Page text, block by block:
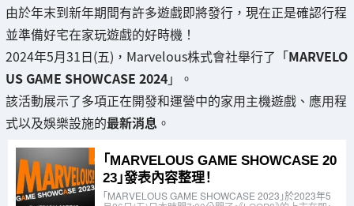
由於年末到新年期間有許多遊戲即將發行，現在正是確認行程
並準備好宅在家玩遊戲的好時機！
2024年5月31日(五)，Marvelous株式會社舉行了「MARVELO
US GAME SHOWCASE 2024」。
該活動展示了多項正在開發和運營中的家用主機遊戲、應用程
式以及娛樂設施的最新消息 。